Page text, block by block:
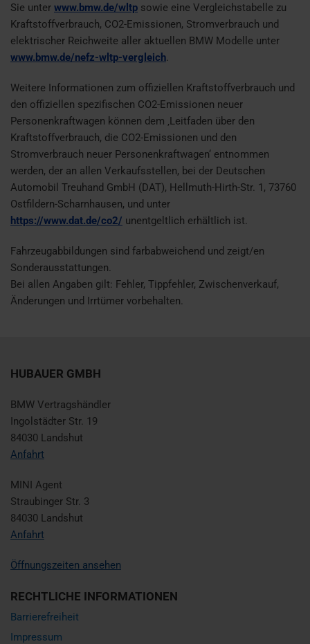
Sie unter www.bmw.de/wltp sowie eine Vergleichstabelle zu
Kraftstoffverbrauch, CO2-Emissionen, Stromverbrauch und
elektrischer Reichweite aller aktuellen BMW Modelle unter
www.bmw.de/nefz-wltp-vergleich.
Weitere Informationen zum offiziellen Kraftstoffverbrauch und
den offiziellen spezifischen CO2-Emissionen neuer
Personenkraftwagen können dem ‚Leitfaden über den
Kraftstoffverbrauch, die CO2-Emissionen und den
Stromverbrauch neuer Personenkraftwagen‘ entnommen
werden, der an allen Verkaufsstellen, bei der Deutschen
Automobil Treuhand GmbH (DAT), Hellmuth-Hirth-Str. 1, 73760
Ostfildern-Scharnhausen, und unter
https://www.dat.de/co2/ unentgeltlich erhältlich ist.
Fahrzeugabbildungen sind farbabweichend und zeigt/en
Sonderausstattungen.
Bei allen Angaben gilt: Fehler, Tippfehler, Zwischenverkauf,
Änderungen und Irrtümer vorbehalten.
HUBAUER GMBH
BMW Vertragshändler
Ingolstädter Str. 19
84030 Landshut
Anfahrt
MINI Agent
Straubinger Str. 3
84030 Landshut
Anfahrt
Öffnungszeiten ansehen
RECHTLICHE INFORMATIONEN
Barrierefreiheit
Impressum